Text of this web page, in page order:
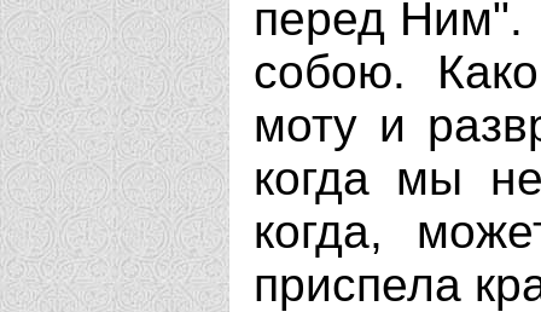
перед Ним".
собою.
моту и
когда мы
когда,
приспела